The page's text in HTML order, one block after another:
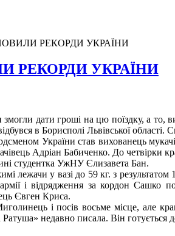
РЕКОРДИ УКРАЇНИ
РЕКОРДИ УКРАЇНИ
дати гроші на цю поїздку, а то,
в Борисполі Львівської
України став вихованець
Адріан Бабиченко. До четвірки
студентка УжНУ Єлизавета Бан.
лежачи у вазі до 59 кг. з
і відрядження за кордон Сашко
Євген Криса.
і посів восьме місце, але
недавно писала. Він готується